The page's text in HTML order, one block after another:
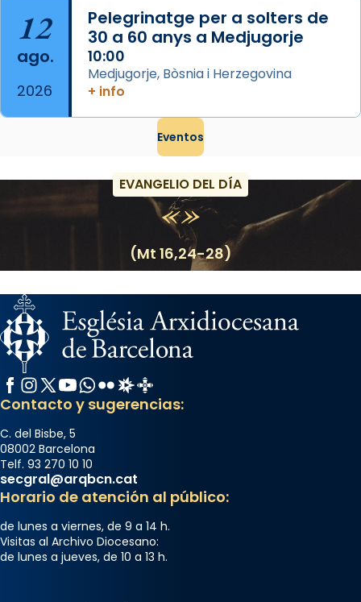
12
ago.
2026
Pelegrinatge per a solters de
30 a 60 anys a Medjugorje
10:00
Medjugorje, Bòsnia i Herzegovina
+ info
Eventos
EVANGELIO DEL DÍA
(Mt 16,24-28)
Facebook
Instagram
X / Twitter
YouTube
WhatsApp
FlickrRadio Estel
Catalunya Cristiana
Contacto y sugerencias:
C. del Bisbe, 5
08002 Barcelona
Telf. 93 270 10 10
secgral@arqbcn.cat
Horario de atención al público:
de lunes a viernes, de 9 a 14 h.
Visitas al Archivo Diocesano:
de lunes a jueves, de 10 a 13 h.